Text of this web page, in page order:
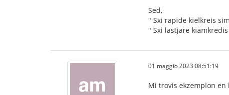
Sed,
" Sxi rapide kielkreis
" Sxi lastjare
01 maggio 2023 08:51:19
Mi trovis ekzemplon en